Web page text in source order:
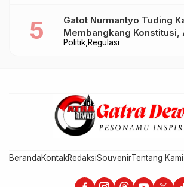
Politik Regulasi
Gatot Nurmantyo Tuding
Membangkang Konstitusi,
Tegaskan Polri Tak Punya
BerandaKontakRedaksiSouvenirTentang Kami